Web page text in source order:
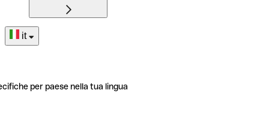
it
per paese nella tua lingua